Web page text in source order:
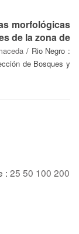
morfológicas
de la zona de
/ Rio Negro :
de Bosques y
: 25 50 100 200